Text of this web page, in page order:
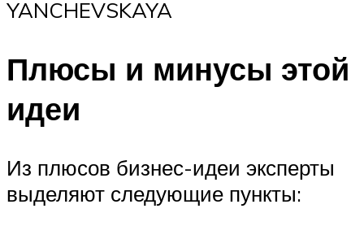
YANCHEVSKAYA
Плюсы и минусы этой
идеи
Из плюсов бизнес-идеи эксперты
выделяют следующие пункты: